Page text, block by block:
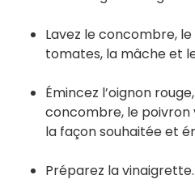
Lavez le concombre,
tomates, la mâche et
Émincez l’oignon
concombre, le
la façon souhaitée et
Préparez la vinaigrette.